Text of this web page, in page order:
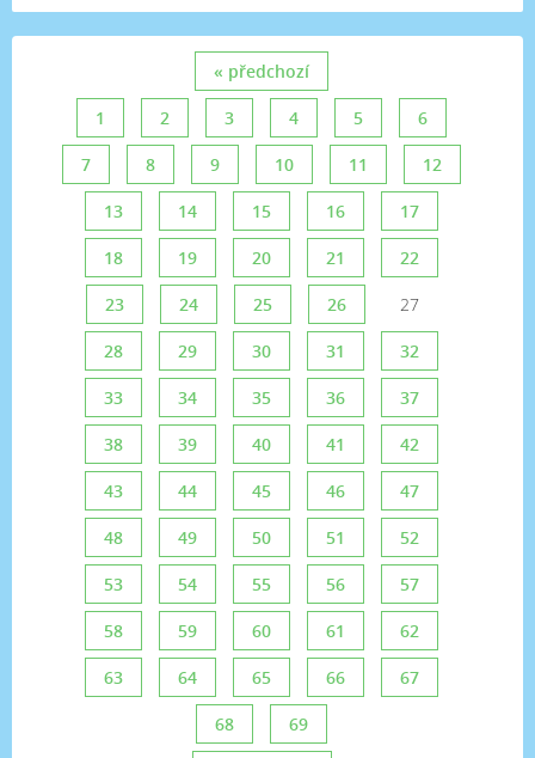
« předchozí
1 2 3 4 5 6
7 8 9 10 11 12
13 14 15 16 17
18 19 20 21 22
23 24 25 26 27
28 29 30 31 32
33 34 35 36 37
38 39 40 41 42
43 44 45 46 47
48 49 50 51 52
53 54 55 56 57
58 59 60 61 62
63 64 65 66 67
68 69